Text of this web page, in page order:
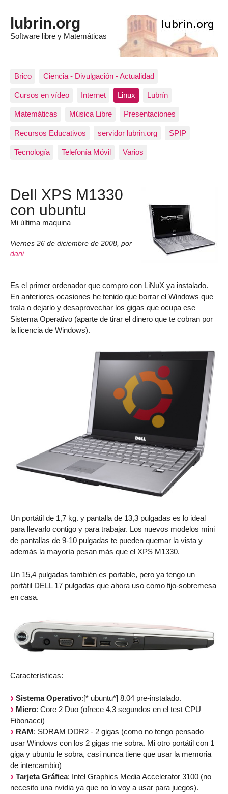
lubrin.org
Software libre y Matemáticas
Brico Ciencia - Divulgación - Actualidad
Cursos en vídeo Internet Linux Lubrín
Matemáticas Música Libre Presentaciones
Recursos Educativos servidor lubrin.org SPIP
Tecnología Telefonía Móvil Varios
Dell XPS M1330
con ubuntu
Mi última maquina
Viernes 26 de diciembre de 2008, por
dani
Es el primer ordenador que compro con LiNuX ya instalado.
En anteriores ocasiones he tenido que borrar el Windows que
traía o dejarlo y desaprovechar los gigas que ocupa ese
Sistema Operativo (aparte de tirar el dinero que te cobran por
la licencia de Windows).
Un portátil de 1,7 kg. y pantalla de 13,3 pulgadas es lo ideal
para llevarlo contigo y para trabajar. Los nuevos modelos mini
de pantallas de 9-10 pulgadas te pueden quemar la vista y
además la mayoría pesan más que el XPS M1330.
Un 15,4 pulgadas también es portable, pero ya tengo un
portátil DELL 17 pulgadas que ahora uso como fijo-sobremesa
en casa.
Características:
Sistema Operativo:[* ubuntu*] 8.04 pre-instalado.
Micro: Core 2 Duo (ofrece 4,3 segundos en el test CPU
Fibonacci)
RAM: SDRAM DDR2 - 2 gigas (como no tengo pensado
usar Windows con los 2 gigas me sobra. Mi otro portátil con 1
giga y ubuntu le sobra, casi nunca tiene que usar la memoria
de intercambio)
Tarjeta Gráfica: Intel Graphics Media Accelerator 3100 (no
necesito una nvidia ya que no lo voy a usar para juegos).